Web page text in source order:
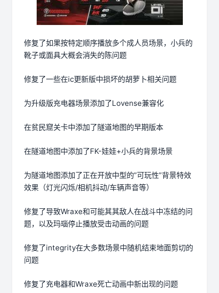
修复了如果按特定顺序播放多个成人员场景，小兵的
靴子或面具大概会消失的陈问题
修复了一些在ic更新版中损坏的胡萝卜相关问题
为升级版充电器场景添加了Lovense兼容化
在贫民窟关卡中添加了隧道地图的早期版本
在隧道地图中添加了FK-娃娃+小兵的背景场景
为隧道地图添加了正在开放中型的”可玩性”背景特效
效果（灯光闪烁/相机抖动/车辆声音等）
修复了导致Wraxe和可能其其敌人在战斗中冻结的问
题，以及玛瑙停止播放受击动画的问题
修复了integrity在大多数场景中随机结束地面剪切的
问题
修复了充电器和Wraxe死亡动画中新出现的问题